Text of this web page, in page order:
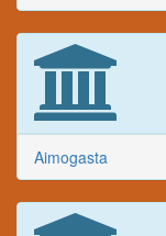
Aimogasta